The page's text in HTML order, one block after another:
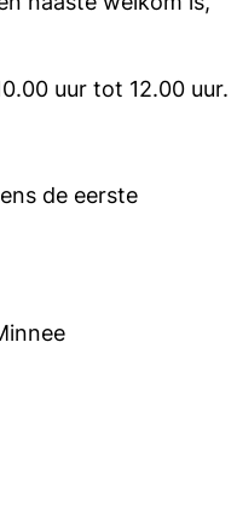
uur tot 12.00 uur.
de eerste